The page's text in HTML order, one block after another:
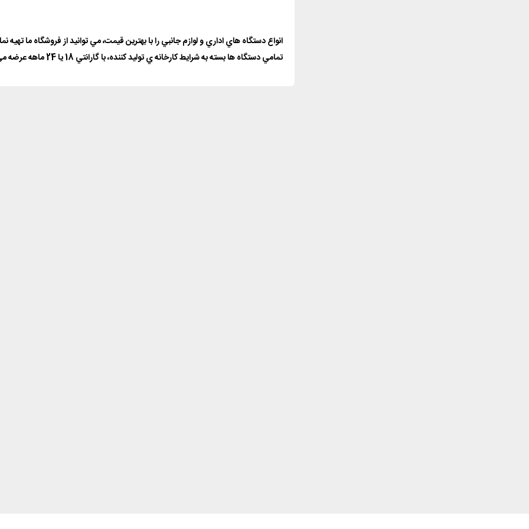
انواع دستگاه هاي اداري و لوازم جانبي را با بهترين قيمت، مي توانيد از فروشگاه ما تهيه
تمامي دستگاه ها بسته به شرايط کارخانه ي توليد کننده، با گارانتي 18 يا 24 ماهه عرضه مي شوند.